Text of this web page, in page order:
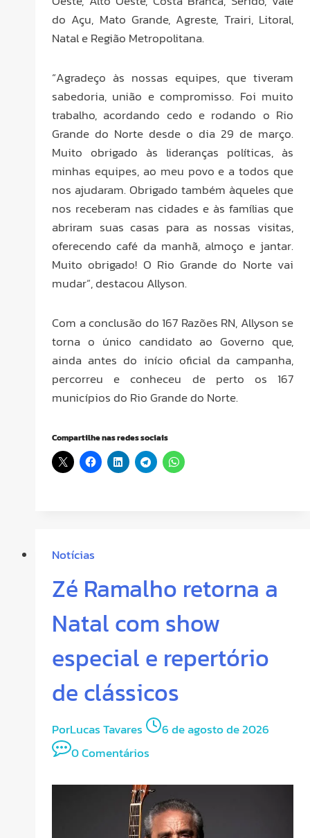
do Açu, Mato Grande, Agreste, Trairi, Litoral,
Natal e Região Metropolitana.
“Agradeço às nossas equipes, que tiveram
sabedoria, união e compromisso. Foi muito
trabalho, acordando cedo e rodando o Rio
Grande do Norte desde o dia 29 de março.
Muito obrigado às lideranças políticas, às
minhas equipes, ao meu povo e a todos que
nos ajudaram. Obrigado também àqueles que
nos receberam nas cidades e às famílias que
abriram suas casas para as nossas visitas,
oferecendo café da manhã, almoço e jantar.
Muito obrigado! O Rio Grande do Norte vai
mudar”, destacou Allyson.
Com a conclusão do 167 Razões RN, Allyson se
torna o único candidato ao Governo que,
ainda antes do início oficial da campanha,
percorreu e conheceu de perto os 167
municípios do Rio Grande do Norte.
Compartilhe nas redes sociais
Notícias
Zé Ramalho retorna a
Natal com show
especial e repertório
de clássicos
PorLucas Tavares
6 de agosto de 2026
0 Comentários